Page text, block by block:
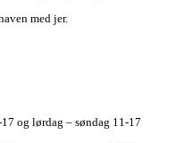
med jer.
og lørdag – søndag 11-17